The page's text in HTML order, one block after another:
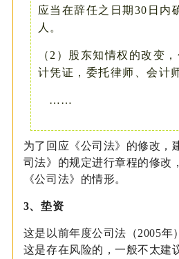
应当在辞任之日期30日内
人。
（2）股东知情权的改变
计凭证，委托律师、会计
……
为了回应《公司法》的修改，
司法》的规定进行章程的修改
《公司法》的情形。
3、 垫资
这是以前年度公司法（2005年
这是存在风险的，一般不太建